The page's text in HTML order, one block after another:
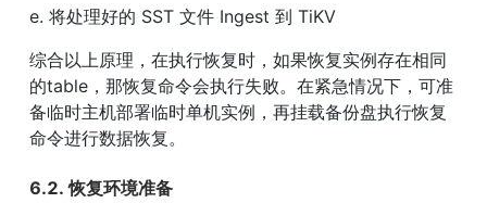
e. 将处理好的 SST ⽂件 Ingest 到 TiKV
综合以上原理，在执⾏恢复时，如果恢复实例存在相同
的table，那恢复命令会执⾏失败。在紧急情况下，可准
备临时主机部署临时单机实例，再挂载备份盘执⾏恢复
命令进⾏数据恢复。
6.2. 恢复环境准备